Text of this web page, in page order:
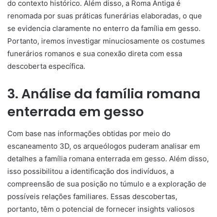
do contexto histórico. Além disso, a Roma Antiga é
renomada por suas práticas funerárias elaboradas, o que
se evidencia claramente no enterro da família em gesso.
Portanto, iremos investigar minuciosamente os costumes
funerários romanos e sua conexão direta com essa
descoberta específica.
3. Análise da família romana
enterrada em gesso
Com base nas informações obtidas por meio do
escaneamento 3D, os arqueólogos puderam analisar em
detalhes a família romana enterrada em gesso. Além disso,
isso possibilitou a identificação dos indivíduos, a
compreensão de sua posição no túmulo e a exploração de
possíveis relações familiares. Essas descobertas,
portanto, têm o potencial de fornecer insights valiosos